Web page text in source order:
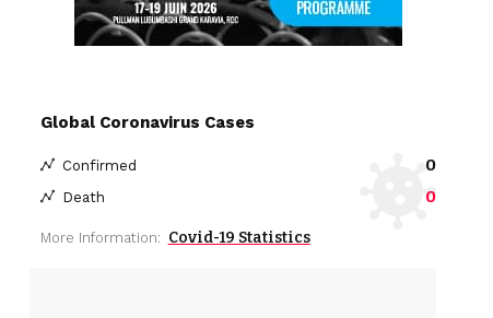
Global Coronavirus Cases
Confirmed 0
Death 0
More Information: Covid-19 Statistics